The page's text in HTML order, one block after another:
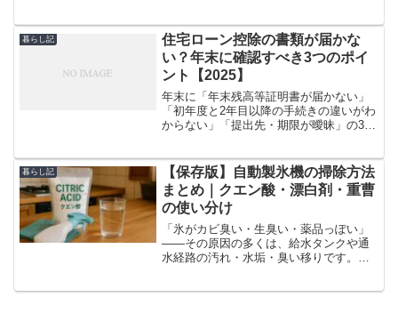
になるのかも、もはや数えるのが難しく
なってきています...
暮らし記
住宅ローン控除の書類が届かな
い？年末に確認すべき3つのポイ
ント【2025】
年末に「年末残高等証明書が届かない」
「初年度と2年目以降の手続きの違いがわ
からない」「提出先・期限が曖昧」の3点
年度/2年目以降の別で必要書類を確定
→③社内締切・税務ス...
暮らし記
【保存版】自動製氷機の掃除方法
まとめ｜クエン酸・漂白剤・重曹
の使い分け
「氷がカビ臭い・生臭い・薬品っぽい」
——その原因の多くは、給水タンクや通
水経路の汚れ・水垢・臭い移りです。本